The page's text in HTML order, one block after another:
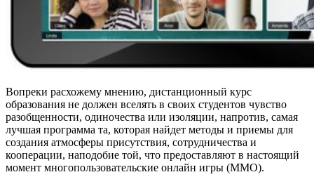
Вопреки расхожему мнению, дистанционный курс
образования не должен вселять в своих студентов чувство
разобщенности, одиночества или изоляции, напротив, самая
лучшая программа та, которая найдет методы и приемы для
создания атмосферы присутствия, сотрудничества и
кооперации, наподобие той, что предоставляют в настоящий
момент многопользовательские онлайн игры (ММО).